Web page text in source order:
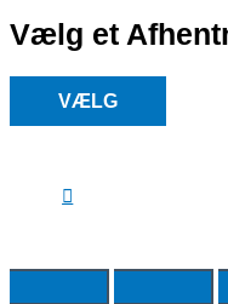
Vælg et
VÆLG